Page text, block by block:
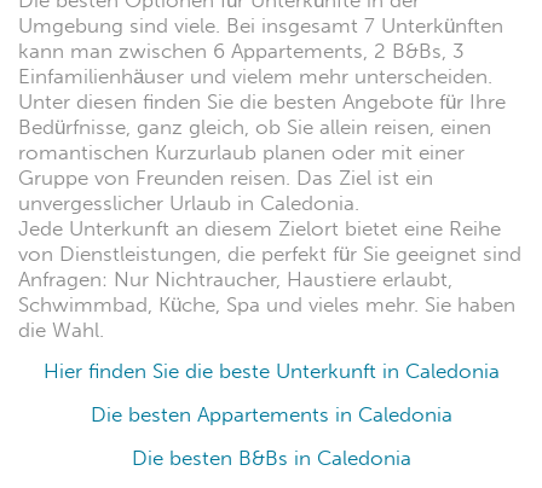
Umgebung sind viele. Bei insgesamt 7 Unterkünften
kann man zwischen 6 Appartements, 2 B&Bs, 3
Einfamilienhäuser und vielem mehr unterscheiden.
Unter diesen finden Sie die besten Angebote für Ihre
Bedürfnisse, ganz gleich, ob Sie allein reisen, einen
romantischen Kurzurlaub planen oder mit einer
Gruppe von Freunden reisen. Das Ziel ist ein
unvergesslicher Urlaub in Caledonia.
Jede Unterkunft an diesem Zielort bietet eine Reihe
von Dienstleistungen, die perfekt für Sie geeignet sind
Anfragen: Nur Nichtraucher, Haustiere erlaubt,
Schwimmbad, Küche, Spa und vieles mehr. Sie haben
die Wahl.
Hier finden Sie die beste Unterkunft in Caledonia
Die besten Appartements in Caledonia
Die besten B&Bs in Caledonia